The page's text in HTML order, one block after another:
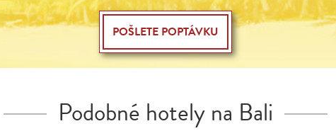
POŠLETE POPTÁVKU
Podobné hotely na Bali